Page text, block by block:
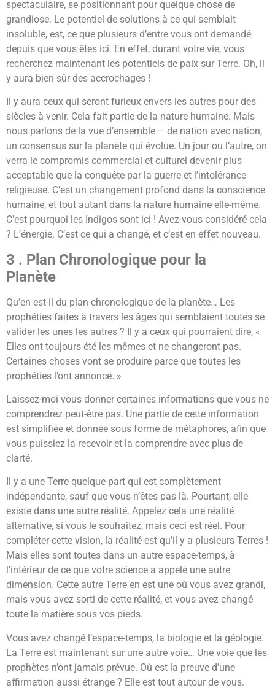
spectaculaire, se positionnant pour quelque chose de
grandiose. Le potentiel de solutions à ce qui semblait
insoluble, est, ce que plusieurs d’entre vous ont demandé
depuis que vous êtes ici. En effet, durant votre vie, vous
recherchez maintenant les potentiels de paix sur Terre. Oh, il
y aura bien sûr des accrochages !
Il y aura ceux qui seront furieux envers les autres pour des
siècles à venir. Cela fait partie de la nature humaine. Mais
nous parlons de la vue d’ensemble – de nation avec nation,
un consensus sur la planète qui évolue. Un jour ou l’autre, on
verra le compromis commercial et culturel devenir plus
acceptable que la conquête par la guerre et l’intolérance
religieuse. C’est un changement profond dans la conscience
humaine, et tout autant dans la nature humaine elle-même.
C’est pourquoi les Indigos sont ici ! Avez-vous considéré cela
? L’énergie. C’est ce qui a changé, et c’est en effet nouveau.
3 . Plan Chronologique pour la
Planète
Qu’en est-il du plan chronologique de la planète… Les
prophéties faites à travers les âges qui semblaient toutes se
valider les unes les autres ? Il y a ceux qui pourraient dire, «
Elles ont toujours été les mêmes et ne changeront pas.
Certaines choses vont se produire parce que toutes les
prophéties l’ont annoncé. »
Laissez-moi vous donner certaines informations que vous ne
comprendrez peut-être pas. Une partie de cette information
est simplifiée et donnée sous forme de métaphores, afin que
vous puissiez la recevoir et la comprendre avec plus de
clarté.
Il y a une Terre quelque part qui est complètement
indépendante, sauf que vous n’êtes pas là. Pourtant, elle
existe dans une autre réalité. Appelez cela une réalité
alternative, si vous le souhaitez, mais ceci est réel. Pour
compléter cette vision, la réalité est qu’il y a plusieurs Terres !
Mais elles sont toutes dans un autre espace-temps, à
l’intérieur de ce que votre science a appelé une autre
dimension. Cette autre Terre en est une où vous avez grandi,
mais vous avez sorti de cette réalité, et vous avez changé
toute la matière sous vos pieds.
Vous avez changé l’espace-temps, la biologie et la géologie.
La Terre est maintenant sur une autre voie… Une voie que les
prophètes n’ont jamais prévue. Où est la preuve d’une
affirmation aussi étrange ? Elle est tout autour de vous.